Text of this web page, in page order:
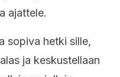
ajattele.
sopiva hetki sille,
ja keskustellaan